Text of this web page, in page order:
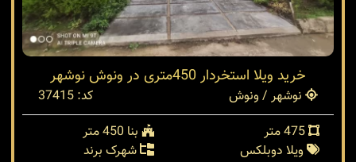
خرید ویلا استخردار 450متری در ونوش نوشهر
نوشهر / ونوش
کد: 37415
بنا 450 متر
ویلا دوبلکس
شهرک برند